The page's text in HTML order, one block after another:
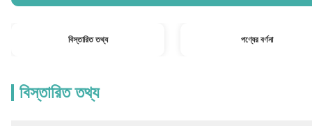
বিস্তারিত তথ্য পণ্যের বর্ণনা
বিস্তারিত তথ্য